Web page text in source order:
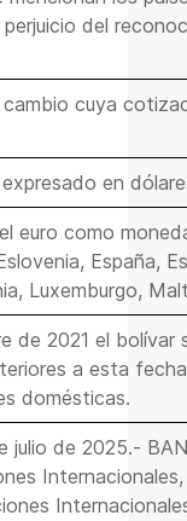
del
cuya
en
euro como
España,
Luxemburgo,
de 2021 el
a esta
domésticas.
julio de 2025.-